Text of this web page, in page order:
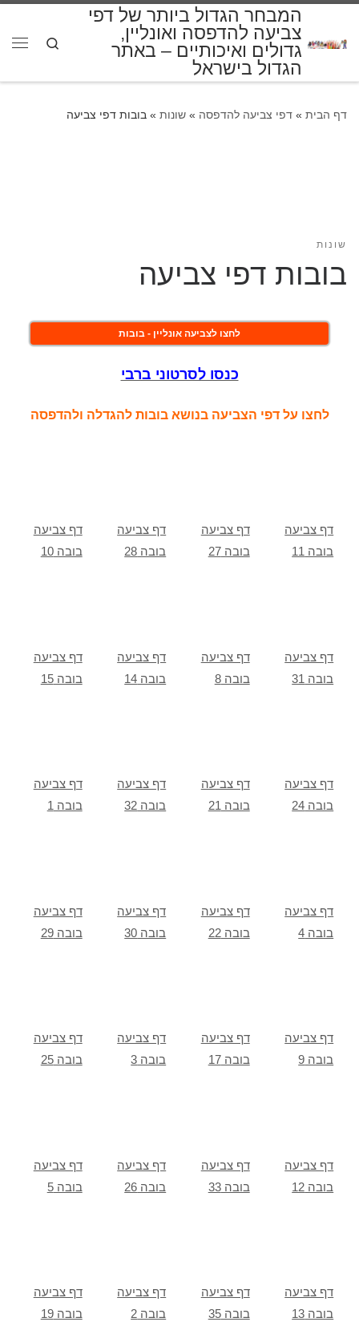
המבחר הגדול ביותר של דפי
צביעה להדפסה ואונליין,
גדולים ואיכותיים – באתר
הגדול בישראל
Search
דף הבית » דפי צביעה להדפסה » שונות » בובות דפי צביעה
שונות
בובות דפי צביעה
לחצו לצביעה אונליין - בובות
כנסו לסרטוני ברבי
לחצו על דפי הצביעה בנושא בובות להגדלה ולהדפסה
דף צביעה
בובה 10
דף צביעה
בובה 28
דף צביעה
בובה 27
דף צביעה
בובה 11
דף צביעה
בובה 15
דף צביעה
בובה 14
דף צביעה
בובה 8
דף צביעה
בובה 31
דף צביעה
בובה 1
דף צביעה
בובה 32
דף צביעה
בובה 21
דף צביעה
בובה 24
דף צביעה
בובה 29
דף צביעה
בובה 30
דף צביעה
בובה 22
דף צביעה
בובה 4
דף צביעה
בובה 25
דף צביעה
בובה 3
דף צביעה
בובה 17
דף צביעה
בובה 9
דף צביעה
בובה 5
דף צביעה
בובה 26
דף צביעה
בובה 33
דף צביעה
בובה 12
דף צביעה
בובה 19
דף צביעה
בובה 2
דף צביעה
בובה 35
דף צביעה
בובה 13